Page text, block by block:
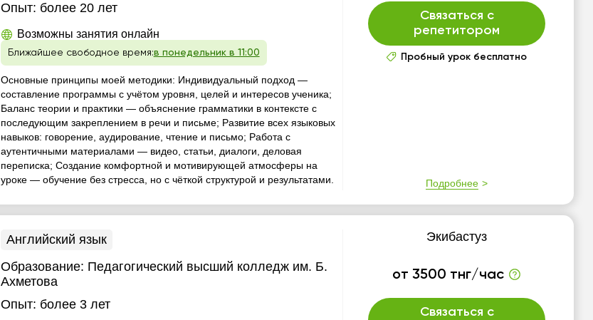
Опыт: более 20 лет
Возможны занятия онлайн
Ближайшее свободное время:в понедельник в 11:00
Основные принципы моей методики: Индивидуальный подход —
составление программы с учётом уровня, целей и интересов ученика;
Баланс теории и практики — объяснение грамматики в контексте с
последующим закреплением в речи и письме; Развитие всех языковых
навыков: говорение, аудирование, чтение и письмо; Работа с
аутентичными материалами — видео, статьи, диалоги, деловая
переписка; Создание комфортной и мотивирующей атмосферы на
уроке — обучение без стресса, но с чёткой структурой и результатами.
Связаться с
репетитором
Пробный урок бесплатно
Подробнее
Английский язык
Образование: Педагогический высший колледж им. Б.
Ахметова
Опыт: более 3 лет
Экибастуз
от 3500 тнг/час
Связаться с